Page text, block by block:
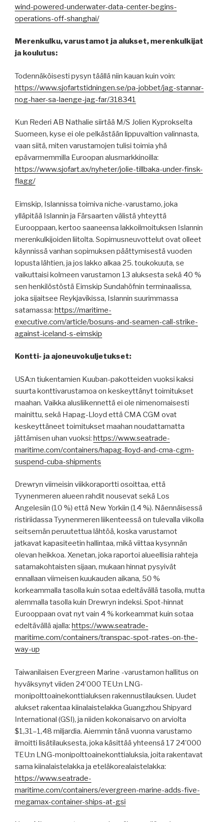
wind-powered-underwater-data-center-begins-
operations-off-shanghai/
Merenkulku, varustamot ja alukset, merenkulkijat
ja koulutus:
Todennäköisesti pysyn täällä niin kauan kuin voin:
https://www.sjofartstidningen.se/pa-jobbet/jag-stannar-
nog-haer-sa-laenge-jag-far/318341
Kun Rederi AB Nathalie siirtää M/S Jolien Kyprokselta
Suomeen, kyse ei ole pelkästään lippuvaltion valinnasta,
vaan siitä, miten varustamojen tulisi toimia yhä
epävarmemmilla Euroopan alusmarkkinoilla:
https://www.sjofart.ax/nyheter/jolie-tillbaka-under-finsk-
flagg/
Eimskip, Islannissa toimiva niche-varustamo, joka
ylläpitää Islannin ja Färsaarten välistä yhteyttä
Eurooppaan, kertoo saaneensa lakkoilmoituksen Islannin
merenkulkijoiden liitolta. Sopimusneuvottelut ovat olleet
käynnissä vanhan sopimuksen päättymisestä vuoden
lopusta lähtien, ja jos lakko alkaa 25. toukokuuta, se
vaikuttaisi kolmeen varustamon 13 aluksesta sekä 40 %
sen henkilöstöstä Eimskip Sundahöfnin terminaalissa,
joka sijaitsee Reykjavíkissa, Islannin suurimmassa
satamassa: https://maritime-
executive.com/article/bosuns-and-seamen-call-strike-
against-iceland-s-eimskip
Kontti- ja ajoneuvokuljetukset:
USA:n tiukentamien Kuuban-pakotteiden vuoksi kaksi
suurta konttivarustamoa on keskeyttänyt toimitukset
maahan. Vaikka alusliikennettä ei ole nimenomaisesti
mainittu, sekä Hapag-Lloyd että CMA CGM ovat
keskeyttäneet toimitukset maahan noudattamatta
jättämisen uhan vuoksi: https://www.seatrade-
maritime.com/containers/hapag-lloyd-and-cma-cgm-
suspend-cuba-shipments
Drewryn viimeisin viikkoraportti osoittaa, että
Tyynenmeren alueen rahdit nousevat sekä Los
Angelesiin (10 %) että New Yorkiin (14 %). Näennäisessä
ristiriidassa Tyynenmeren liikenteessä on tulevalla viikolla
seitsemän peruutettua lähtöä, koska varustamot
jatkavat kapasiteetin hallintaa, mikä viittaa kysynnän
olevan heikkoa. Xenetan, joka raportoi alueellisia rahteja
satamakohtaisten sijaan, mukaan hinnat pysyivät
ennallaan viimeisen kuukauden aikana, 50 %
korkeammalla tasolla kuin sotaa edeltävällä tasolla, mutta
alemmalla tasolla kuin Drewryn indeksi. Spot-hinnat
Eurooppaan ovat nyt vain 4 % korkeammat kuin sotaa
edeltävällä ajalla: https://www.seatrade-
maritime.com/containers/transpac-spot-rates-on-the-
way-up
Taiwanilaisen Evergreen Marine -varustamon hallitus on
hyväksynyt viiden 24’000 TEU:n LNG-
monipolttoainekonttialuksen rakennustilauksen. Uudet
alukset rakentaa kiinalaistelakka Guangzhou Shipyard
International (GSI), ja niiden kokonaisarvo on arviolta
$1,31–1,48 miljardia. Aiemmin tänä vuonna varustamo
ilmoitti lisätilauksesta, joka käsittää yhteensä 17 24’000
TEU:n LNG-monipolttoainekonttialuksia, joita rakentavat
sama kiinalaistelakka ja eteläkorealaistelakka:
https://www.seatrade-
maritime.com/containers/evergreen-marine-adds-five-
megamax-container-ships-at-gsi